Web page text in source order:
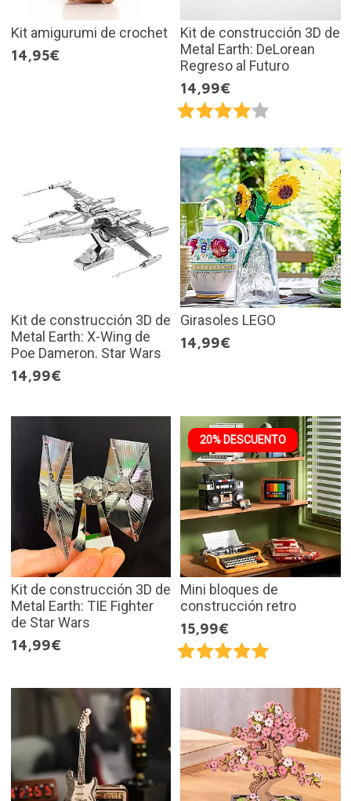
Kit amigurumi de crochet
14,95€
Kit de construcción 3D de
Metal Earth: DeLorean
Regreso al Futuro
14,99€
Kit de construcción 3D de
Metal Earth: X-Wing de
Poe Dameron. Star Wars
14,99€
Girasoles LEGO
14,99€
Kit de construcción 3D de
Metal Earth: TIE Fighter
de Star Wars
14,99€
20% DESCUENTO
Mini bloques de
construcción retro
15,99€